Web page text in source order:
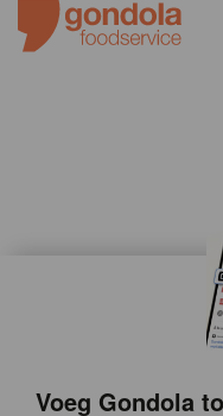
Voeg Gondola